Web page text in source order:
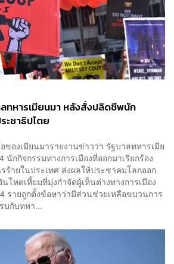
ทหารเมียนมา หลังสั่งปลิดชีพนัก
ะชาธิปไตย
องเมียนมารายงานข่าวว่า รัฐบาลทหารเมีย
กกิจกรรมทางการเมืองที่ออกมาเรียกร้อง
ร้ายในประเทศ ส่งผลให้ประชาคมโลกออก
โหดเหี้ยมที่มุ่งกำจัดผู้เห็นต่างทางการเมือง
รายถูกตั้งข้อหาว่ามีส่วนช่วยเหลือขบวนการ
บกับทหา...